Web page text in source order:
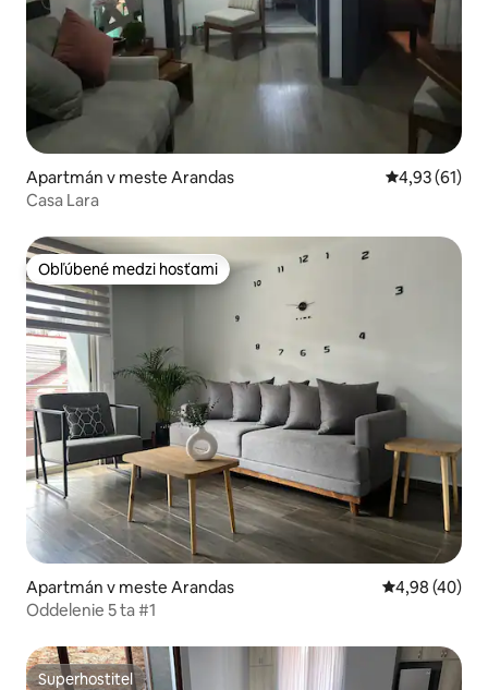
Apartmán v meste Arandas Priemerné
4,93 (61)
Casa Lara
Obľúbené medzi hosťami
Obľúbené medzi hosťami
Apartmán v meste Arandas Priemerné
4,98 (40)
Oddelenie 5 ta #1
Superhostiteľ